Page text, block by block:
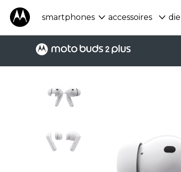
smartphones accessoires
P
u
u
r